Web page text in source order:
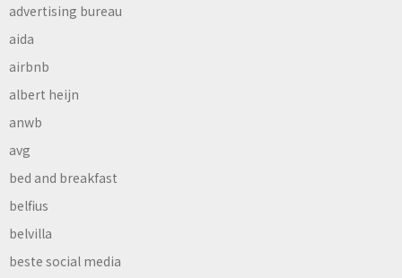
advertising bureau
aida
airbnb
albert heijn
anwb
avg
bed and breakfast
belfius
belvilla
beste social media